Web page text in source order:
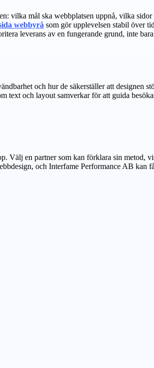
vilka mål ska webbplatsen uppnå, vilka
webbyrå som gör upplevelsen stabil över
leverans av en fungerande grund, inte
och hur de säkerställer att designen
och layout samverkar för att guida
Välj en partner som kan förklara sin metod,
och Interfame Performance AB kan